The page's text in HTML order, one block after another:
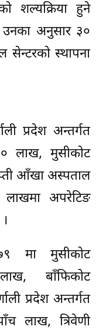
शल्यक्रिया हुने
उनका अनुसार ३०
सेन्टरको स्थापना
प्रदेश अन्तर्गत
लाख, मुसीकोट
आँखा अस्पताल
अपरेटिङ
मा मुसीकोट
बाँफिकोट
प्रदेश अन्तर्गत
लाख, त्रिवेणी